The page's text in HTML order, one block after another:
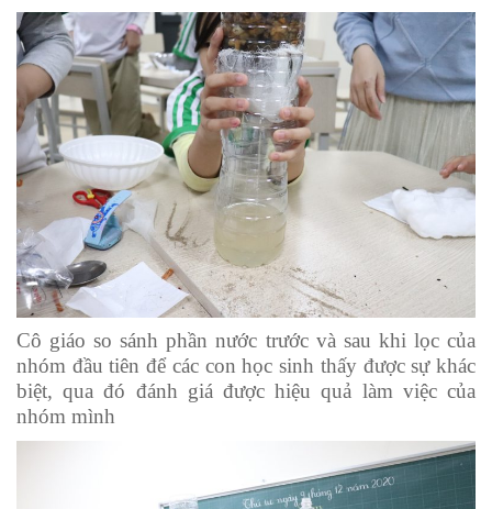
Cô giáo so sánh phần nước trước và sau khi lọc của
nhóm đầu tiên để các con học sinh thấy được sự khác
biệt, qua đó đánh giá được hiệu quả làm việc của
nhóm mình